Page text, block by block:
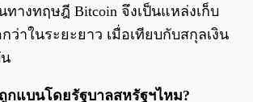
างทฤษฎี Bitcoin จึงเป็นแหล่งเก็บ
ว่าในระยะยาว เมื่อเทียบกับสกุลเงิน
กแบนโดยรัฐบาลสหรัฐฯไหม?